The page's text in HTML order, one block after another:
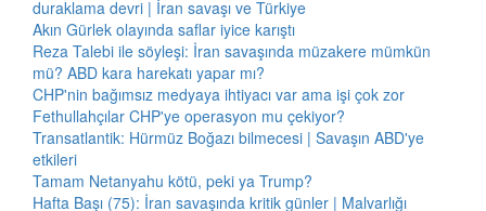
duraklama devri | İran savaşı ve Türkiye
Akın Gürlek olayında saflar iyice karıştı
Reza Talebi ile söyleşi: İran savaşında müzakere mümkün
mü? ABD kara harekatı yapar mı?
CHP'nin bağımsız medyaya ihtiyacı var ama işi çok zor
Fethullahçılar CHP'ye operasyon mu çekiyor?
Transatlantik: Hürmüz Boğazı bilmecesi | Savaşın ABD'ye
etkileri
Tamam Netanyahu kötü, peki ya Trump?
Hafta Başı (75): İran savaşında kritik günler | Malvarlığı